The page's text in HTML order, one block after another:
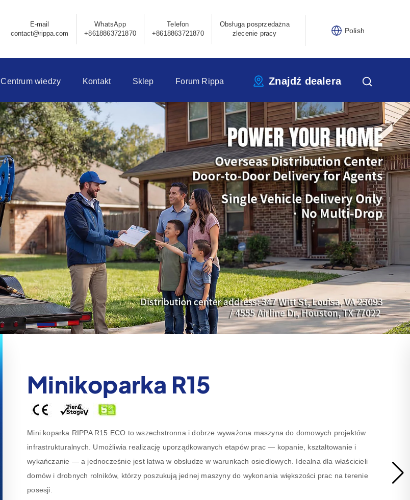
E-mail
contact@rippa.com
WhatsApp
+8618863721870
Telefon
+8618863721870
Obsługa posprzedażna
zlecenie pracy
Polish
Centrum wiedzy Kontakt Sklep Forum Rippa Znajdź dealera
Minikoparka R15
Mini koparka RIPPA R15 ECO to wszechstronna i dobrze wyważona maszyna do domowych projektów
infrastrukturalnych. Umożliwia realizację uporządkowanych etapów prac — kopanie, kształtowanie i
wykańczanie — a jednocześnie jest łatwa w obsłudze w warunkach osiedlowych. Idealna dla właścicieli
domów i drobnych rolników, którzy poszukują jednej maszyny do wykonania większości prac na terenie
posesji.